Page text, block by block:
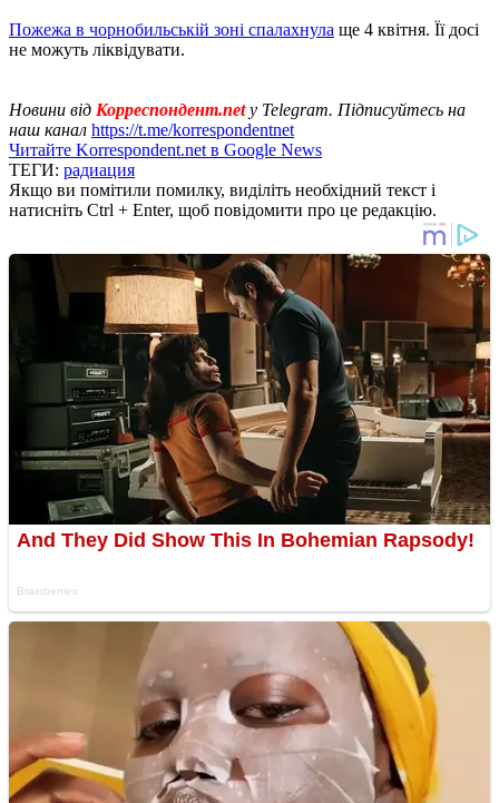
Пожежа в чорнобильській зоні спалахнула ще 4 квітня. Її досі
не можуть ліквідувати.
Новини від Корреспондент.net у Telegram. Підписуйтесь на
наш канал https://t.me/korrespondentnet
Читайте Korrespondent.net в Google News
ТЕГИ: радиация
Якщо ви помітили помилку, виділіть необхідний текст і
натисніть Ctrl + Enter, щоб повідомити про це редакцію.